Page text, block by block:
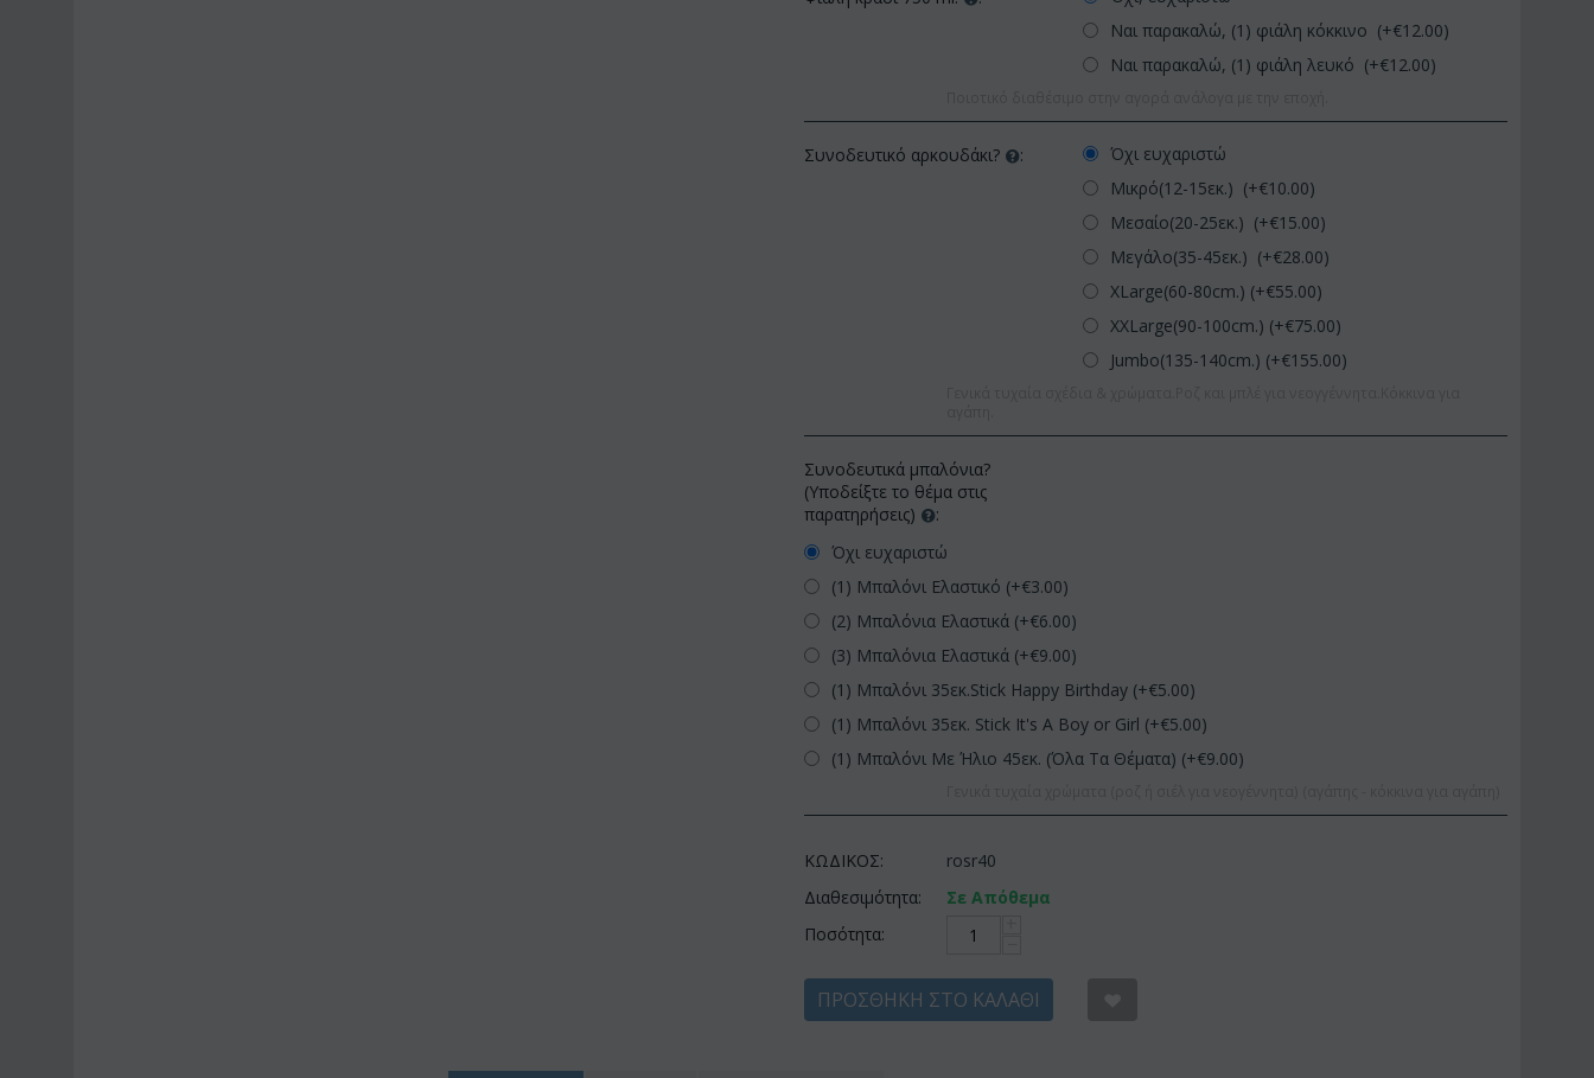
Ναι παρακαλώ, (1) φιάλη κόκκινο (+€12.00)
Ναι παρακαλώ, (1) φιάλη λευκό (+€12.00)
Συνοδευτικό αρκουδάκι? :
Όχι ευχαριστώ
Μικρό(12-15εκ.) (+€10.00)
Μεσαίο(20-25εκ.) (+€15.00)
Μεγάλο(35-45εκ.) (+€28.00)
XLarge(60-80cm.) (+€55.00)
XXLarge(90-100cm.) (+€75.00)
Jumbo(135-140cm.) (+€155.00)
Συνοδευτικά μπαλόνια?
(Υποδείξτε το θέμα στις
παρατηρήσεις)
:
Όχι ευχαριστώ
(1) Μπαλόνι Ελαστικό (+€3.00)
(2) Μπαλόνια Ελαστικά (+€6.00)
(3) Μπαλόνια Ελαστικά (+€9.00)
(1) Μπαλόνι 35εκ.Stick Happy Birthday (+€5.00)
(1) Μπαλόνι 35εκ. Stick It's A Boy or Girl (+€5.00)
(1) Μπαλόνι Με Ήλιο 45εκ. (Όλα Τα Θέματα) (+€9.00)
ΚΩΔΙΚΟΣ:
rosr40
Διαθεσιμότητα:
Σε Απόθεμα
Ποσότητα:
ΠΡΟΣΘΉΚΗ ΣΤΟ ΚΑΛΆΘΙ